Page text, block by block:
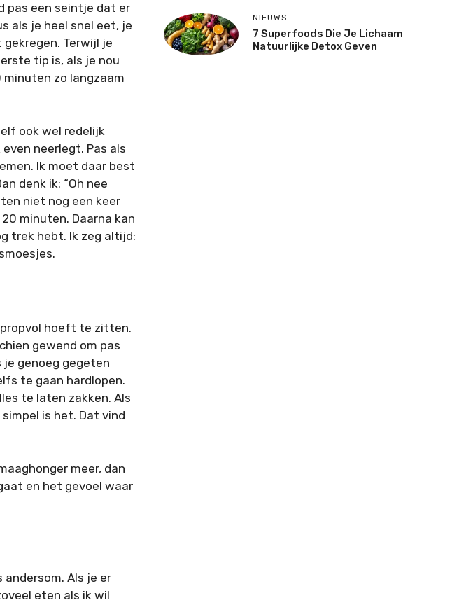
pas een seintje dat er
als je heel snel eet, je
gekregen. Terwijl je
tip is, als je nou
zo langzaam
ook wel redelijk
neerlegt. Pas als
Ik moet daar best
denk ik: “Oh nee
niet nog een keer
minuten. Daarna kan
trek hebt. Ik zeg altijd:
hoeft te zitten.
gewend om pas
je genoeg gegeten
te gaan hardlopen.
te laten zakken. Als
is het. Dat vind
meer, dan
en het gevoel waar
Als je er
eten als ik wil
NIEUWS
7 Superfoods Die Je Lichaam
Natuurlijke Detox Geven